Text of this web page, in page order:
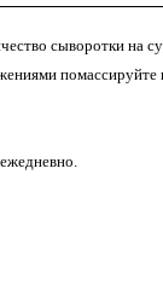
сыворотки на
помассируйте